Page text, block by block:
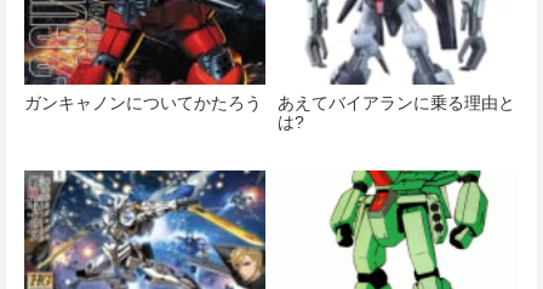
ガンキャノンについてかたろう
あえてバイアランに乗る理由と
は?